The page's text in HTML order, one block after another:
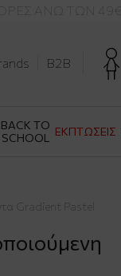
ΑΝΩ ΤΩΝ 49€
B2B
BACK TO
SCHOOL
ΕΚΠΤΩΣΕΙΣ
Gradient Pastel